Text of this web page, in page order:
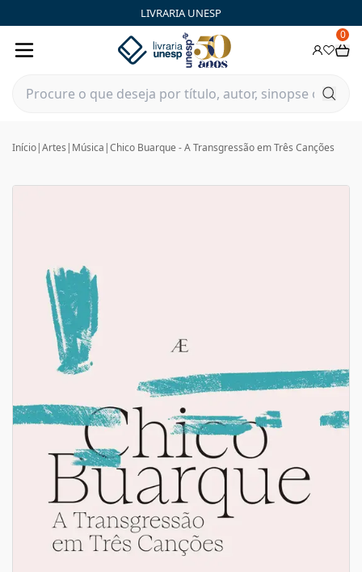
LIVRARIA UNESP
0
Início|Artes | Música |Chico Buarque - A Transgressão em Três Canções